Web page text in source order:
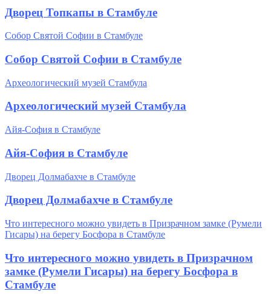
Дворец Топкапы в Стамбуле
Собор Святой Софии в Стамбуле
Собор Святой Софии в Стамбуле
Археологический музей Стамбула
Археологический музей Стамбула
Айя-София в Стамбуле
Айя-София в Стамбуле
Дворец Долмабахче в Стамбуле
Дворец Долмабахче в Стамбуле
Что интересного можно увидеть в Призрачном замке (Румели
Гисары) на берегу Босфора в Стамбуле
Что интересного можно увидеть в Призрачном
замке (Румели Гисары) на берегу Босфора в
Стамбуле